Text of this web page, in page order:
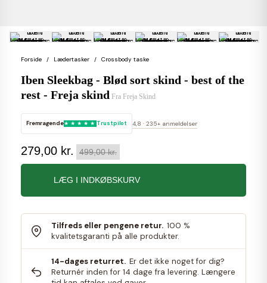
Forside Lædertasker Crossbody taske
Iben Sleekbag - Blød sort skind - best of the
rest - Freja skind Fra Freja Skind
Fremragende Trustpilot 4,8 · 235+ anmeldelser
279,00 kr. 499,00 kr.
LÆG I INDKØBSKURV
Tilfreds eller pengene retur. 100 %
kvalitetsgaranti på alle produkter.
14-dages returret. Er det ikke noget for dig?
Returnér inden for 14 dage fra levering. Længere